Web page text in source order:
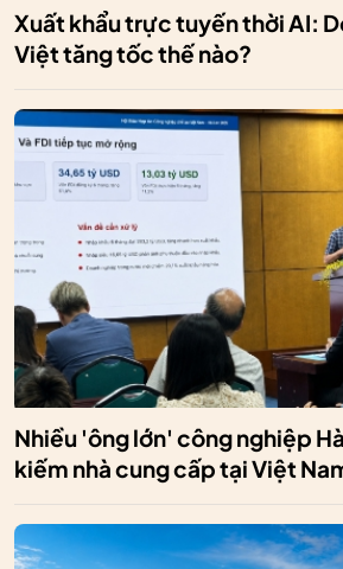
Xuất khẩu trực tuyến thời AI:
Việt tăng tốc thế nào?
Nhiều 'ông lớn' công nghiệp
kiếm nhà cung cấp tại Việt